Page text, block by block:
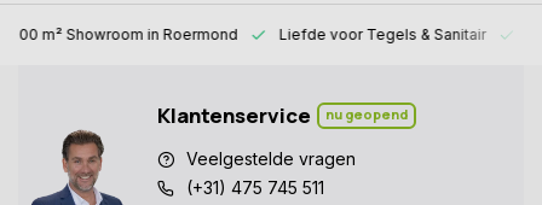
1000 m² Showroom in Roermond Liefde voorTegels & Sanitair
Klantenservice nu geopend
Veelgestelde vragen
(+31) 475 745 511